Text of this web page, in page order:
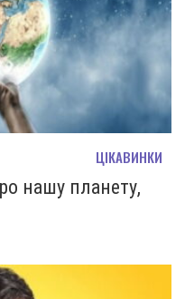
ЦІКАВИНКИ
нашу планету,